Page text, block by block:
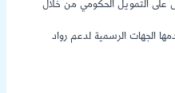
على التمويل الحكومي من خلال
الجهات الرسمية لدعم رواد